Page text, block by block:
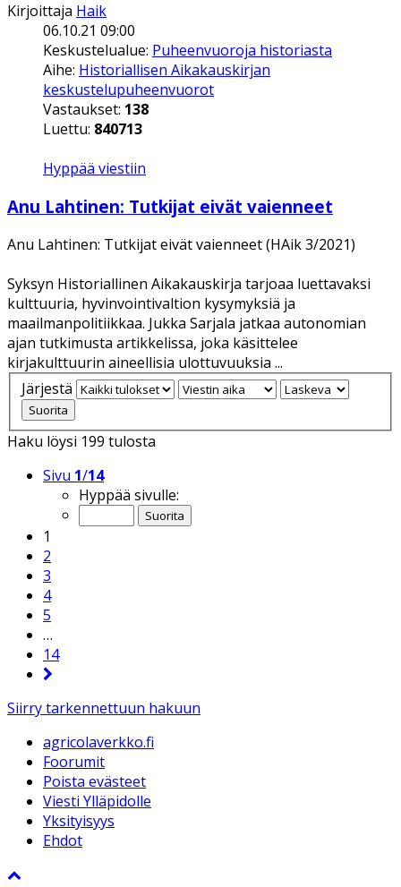
Kirjoittaja Haik
06.10.21 09:00
Keskustelualue: Puheenvuoroja historiasta
Aihe: Historiallisen Aikakauskirjan
keskustelupuheenvuorot
Vastaukset: 138
Luettu: 840713
Hyppää viestiin
Anu Lahtinen: Tutkijat eivät vaienneet
Anu Lahtinen: Tutkijat eivät vaienneet (HAik 3/2021)
Syksyn Historiallinen Aikakauskirja tarjoaa luettavaksi
kulttuuria, hyvinvointivaltion kysymyksiä ja
maailmanpolitiikkaa. Jukka Sarjala jatkaa autonomian
ajan tutkimusta artikkelissa, joka käsittelee
kirjakulttuurin aineellisia ulottuvuuksia ...
Järjestä
Haku löysi 199 tulosta
Sivu 1/14
Hyppää sivulle:
1
2
3
4
5
…
14
Siirry tarkennettuun hakuun
agricolaverkko.fi
Foorumit
Poista evästeet
Viesti Ylläpidolle
Yksityisyys
Ehdot